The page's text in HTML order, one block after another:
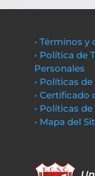
• Términos
• Política de
Personales
• Políticas
• Certificado
• Políticas
• Mapa del